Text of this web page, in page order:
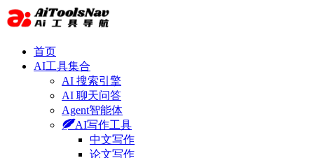
首页
AI工具集合
AI 搜索引擎
AI 聊天问答
Agent智能体
AI写作工具
中文写作
论文写作